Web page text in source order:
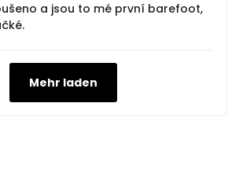
a jsou to mé první barefoot,
Mehr laden